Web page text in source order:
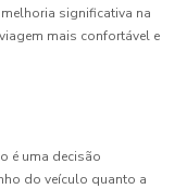
significativa na
mais confortável e
é uma decisão
do veículo quanto a